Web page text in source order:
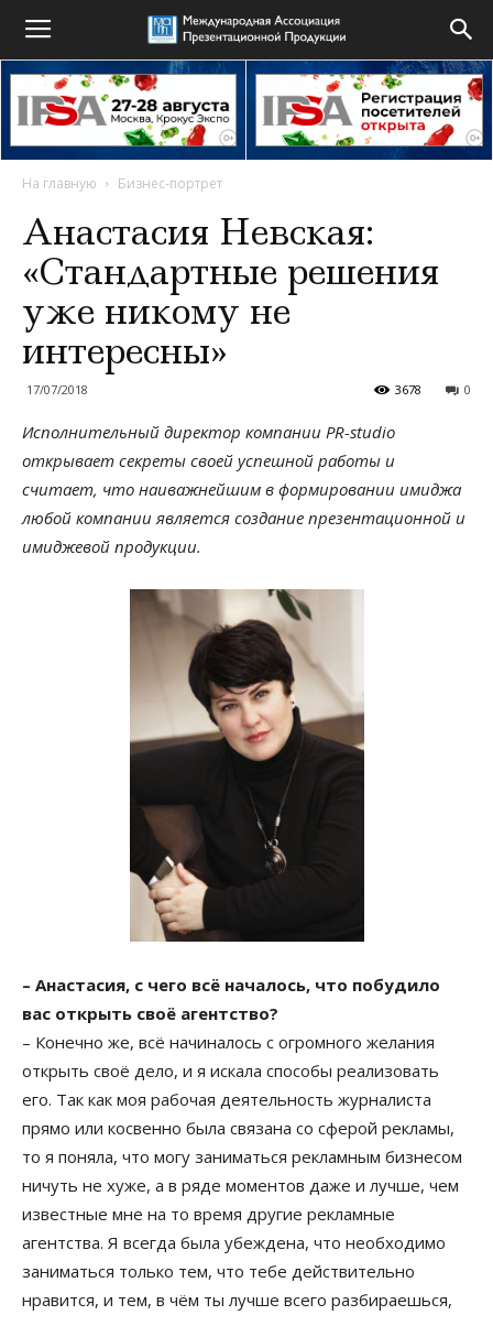
На главную Бизнес-портрет
Анастасия Невская:
«Стандартные решения
уже никому не
интересны»
17/07/2018 0
3678
Исполнительный директор компании PR-studiо
открывает секреты своей успешной работы и
считает, что наиважнейшим в формировании имиджа
любой компании является создание презентационной и
имиджевой продукции.
– Анастасия, с чего всё началось, что побудило
вас открыть своё агентство?
– Конечно же, всё начиналось с огромного желания
открыть своё дело, и я искала способы реализовать
его. Так как моя рабочая деятельность журналиста
прямо или косвенно была связана со сферой рекламы,
то я поняла, что могу заниматься рекламным бизнесом
ничуть не хуже, а в ряде моментов даже и лучше, чем
известные мне на то время другие рекламные
агентства. Я всегда была убеждена, что необходимо
заниматься только тем, что тебе действительно
нравится, и тем, в чём ты лучше всего разбираешься,